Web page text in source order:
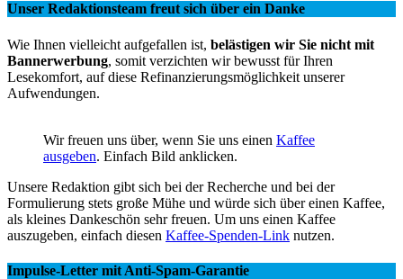
Unser Redaktionsteam freut sich über ein Danke
Wie Ihnen vielleicht aufgefallen ist, belästigen wir Sie nicht mit
Bannerwerbung, somit verzichten wir bewusst für Ihren
Lesekomfort, auf diese Refinanzierungsmöglichkeit unserer
Aufwendungen.
Wir freuen uns über, wenn Sie uns einen Kaffee
ausgeben. Einfach Bild anklicken.
Unsere Redaktion gibt sich bei der Recherche und bei der
Formulierung stets große Mühe und würde sich über einen Kaffee,
als kleines Dankeschön sehr freuen. Um uns einen Kaffee
auszugeben, einfach diesen Kaffee-Spenden-Link nutzen.
Impulse-Letter mit Anti-Spam-Garantie